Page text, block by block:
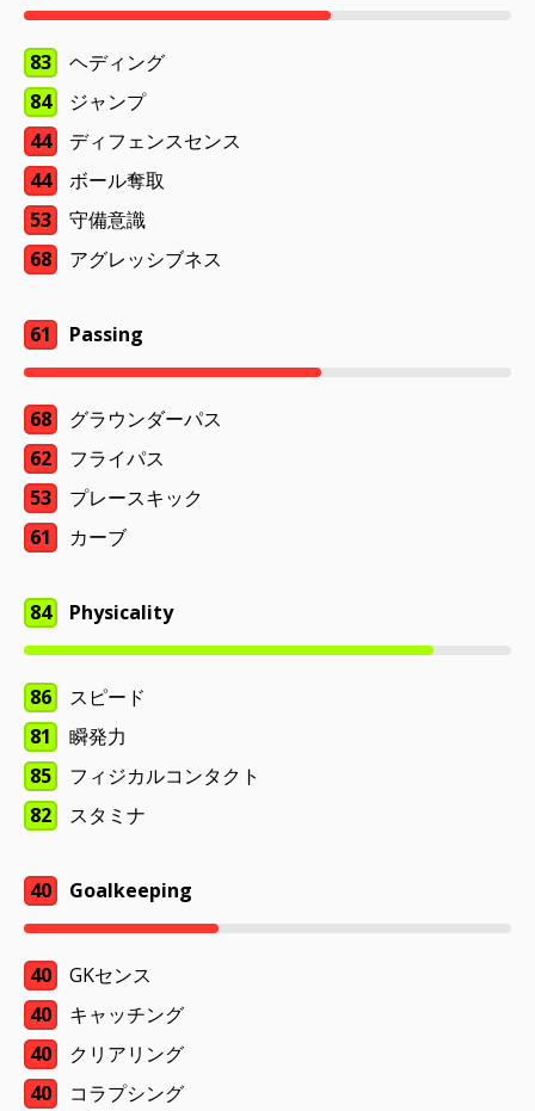
83
ヘディング
84
ジャンプ
44
ディフェンスセンス
44
ボール奪取
53
守備意識
68
アグレッシブネス
61 Passing
68
グラウンダーパス
62
フライパス
53
プレースキック
61
カーブ
84 Physicality
86
スピード
81
瞬発力
85
フィジカルコンタクト
82
スタミナ
40 Goalkeeping
40
GKセンス
40
キャッチング
40
クリアリング
40
コラプシング